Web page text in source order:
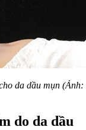
da dầu mụn (Ảnh:
do da dầu